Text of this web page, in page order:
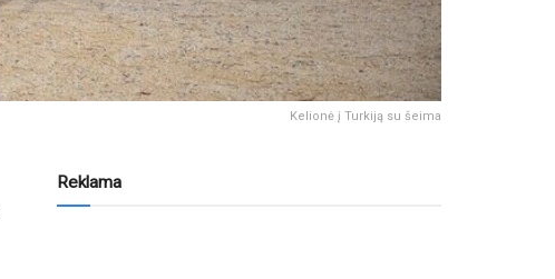
Kelionė į Turkiją su šeima
Reklama